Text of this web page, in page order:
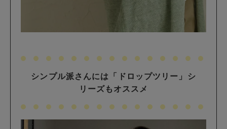
シンプル派さんには「ドロップツリー」シ
リーズもオススメ